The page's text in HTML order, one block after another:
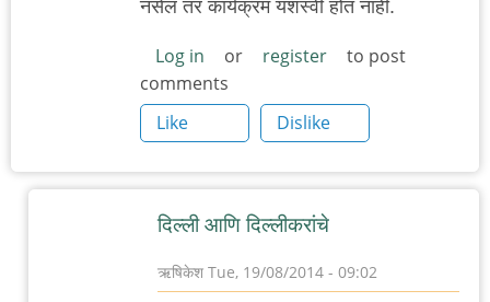
नसेल तर कार्यक्रम यशस्वी होत नाही.
Log in or register
to post
comments
Like
Dislike
दिल्ली आणि दिल्लीकरांचे
ऋषिकेश Tue, 19/08/2014 - 09:02